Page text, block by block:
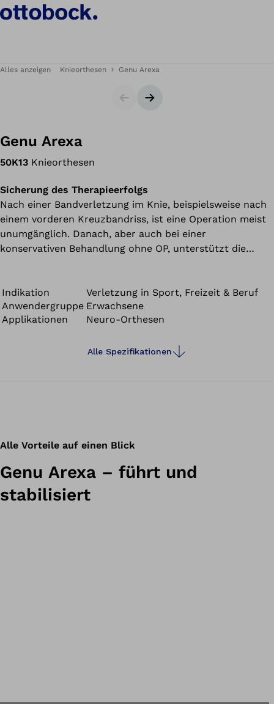
Alles anzeigen Knieorthesen Genu Arexa
SliderNächster Slide
Genu Arexa
50K13 Knieorthesen
Sicherung des Therapieerfolgs
Nach einer Bandverletzung im Knie, beispielsweise nach
einem vorderen Kreuzbandriss, ist eine Operation meist
unumgänglich. Danach, aber auch bei einer
konservativen Behandlung ohne OP, unterstützt die
Bewegungen, sondern gibt Ihnen auch wieder mehr
Sicherheit und Vertrauen in die eigene Bewegung. Zudem
ermöglicht sie einen kontrollierten Übergang von den
Belastung. Die Knieorthese kann auch nachts und
Indikation
Verletzung in Sport, Freizeit & Beruf
Anwendergruppe Erwachsene
Applikationen
Neuro-Orthesen
Alle Spezifikationen
Alle Vorteile auf einen Blick
Genu Arexa – führt und
stabilisiert